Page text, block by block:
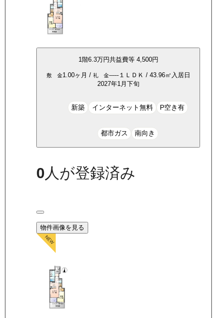
1階6.3万円共益費等 4,500円
敷 金1.00ヶ月 / 礼 金-----１ＬＤＫ / 43.96㎡ 入居日
2027年1月下旬
新築 インターネット無料 P空き有
都市ガス 南向き
0 人が登録済み
物件画像を見る